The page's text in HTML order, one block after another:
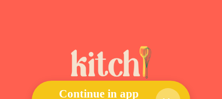
Continue in app